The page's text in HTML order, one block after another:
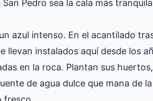
Pedro sea la cala más
azul intenso. En el acantilado
llevan instalados aquí desde los
en la roca. Plantan sus
de agua dulce que mana de